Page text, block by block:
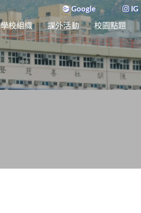
學校組織 課外活動 校園點題
Google IG